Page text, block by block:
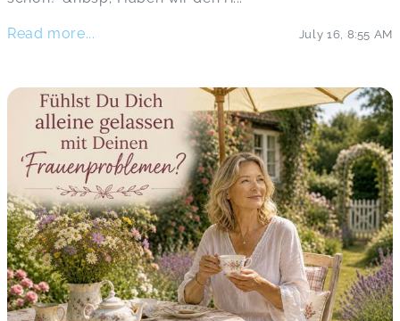
Read more... July 16 8:55 AM